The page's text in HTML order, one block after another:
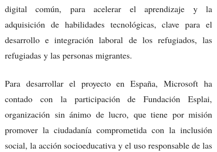
digital común, para acelerar el aprendizaje y la
adquisición de habilidades tecnológicas, clave para el
desarrollo e integración laboral de los refugiados, las
refugiadas y las personas migrantes.
Para desarrollar el proyecto en España, Microsoft ha
contado con la participación de Fundación Esplai,
organización sin ánimo de lucro, que tiene por misión
promover la ciudadanía comprometida con la inclusión
social, la acción socioeducativa y el uso responsable de las